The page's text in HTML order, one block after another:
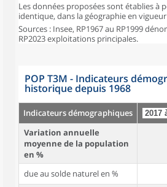
Les données proposées sont établies à
identique, dans la géographie en
Sources : Insee, RP1967 au RP1999
RP2023 exploitations principales.
POP T3M - Indicateurs
historique depuis 1968
Indicateurs démographiques
Variation annuelle
moyenne de la population
en %
due au solde naturel en %